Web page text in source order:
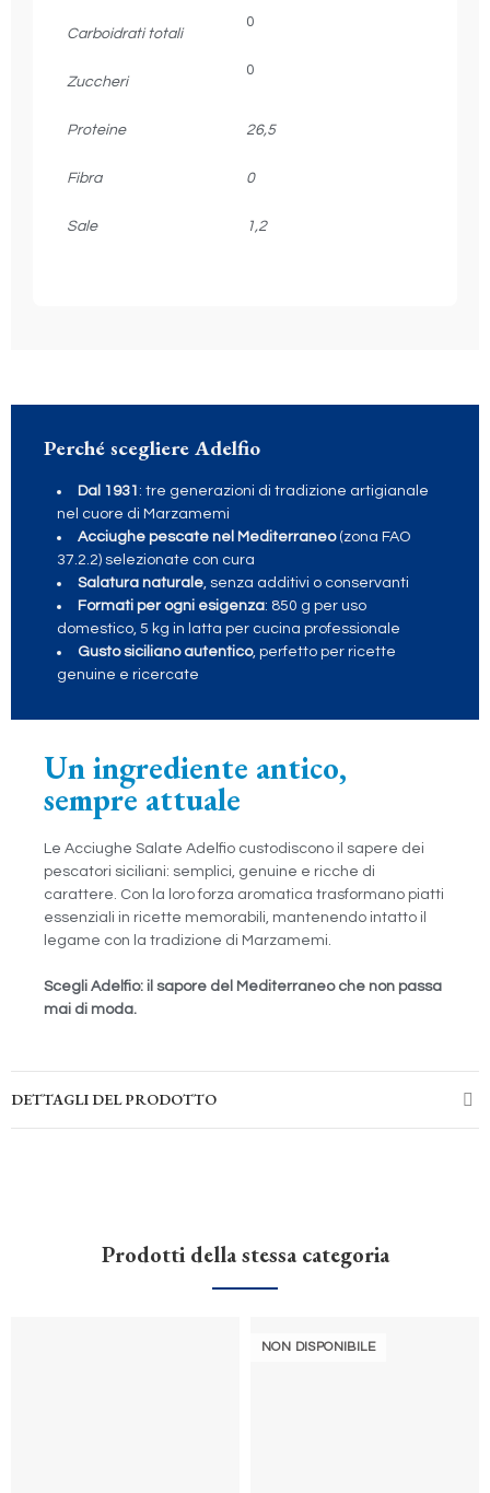
Carboidrati totali
0
Zuccheri
0
Proteine 26,5
Fibra 0
Sale 1,2
Perché scegliere Adelfio
Dal 1931 : tre generazioni di tradizione artigianale
nel cuore di Marzamemi
Acciughe pescate nel Mediterraneo(zona FAO
37.2.2) selezionate con cura
Salatura naturale, senza additivi o conservanti
Formati per ogni esigenza: 850 g per uso
domestico, 5 kg in latta per cucina professionale
Gusto siciliano autentico, perfetto per ricette
genuine e ricercate
Un ingrediente antico,
sempre attuale
Le Acciughe Salate Adelfio custodiscono il sapere dei
pescatori siciliani: semplici, genuine e ricche di
carattere. Con la loro forza aromatica trasformano piatti
essenziali in ricette memorabili, mantenendo intatto il
legame con la tradizione di Marzamemi.
Scegli Adelfio: il sapore del Mediterraneo che non passa
mai di moda.
DETTAGLI DEL PRODOTTO
Prodotti della stessa categoria
NON DISPONIBILE